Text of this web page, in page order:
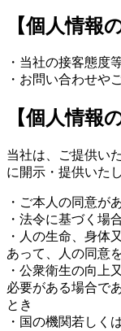
【個人情報
・当社の接客態度
・お問い合わせや
【個人情報
当社は、ご提供い
に開示・提供いた
・ご本人の同意が
・法令に基づく場
・人の生命、身体
あって、人の同意
・公衆衛生の向上
必要がある場合で
とき
・国の機関若しく